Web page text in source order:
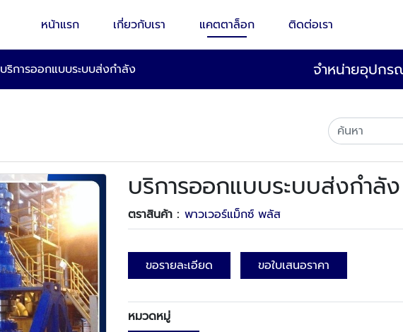
หน้าแรก เกี่ยวกับเรา แคตตาล็อก ติดต่อเรา
บริการออกแบบระบบส่งกำลัง จำหน่ายอุปกร
บริการออกแบบระบบส่งกำลัง
ตราสินค้า : พาวเวอร์แม็กซ์ พลัส
ขอรายละเอียด ขอใบเสนอราคา
หมวดหมู่